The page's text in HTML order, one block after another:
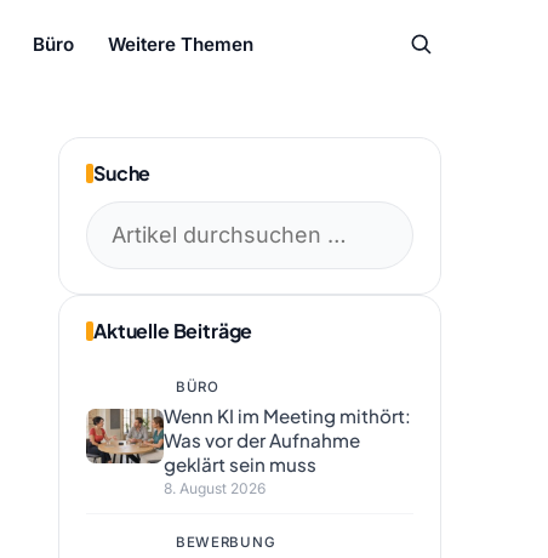
Büro Weitere Themen
Suche
Aktuelle Beiträge
BÜRO
Wenn KI im Meeting mithört:
Was vor der Aufnahme
geklärt sein muss
8. August 2026
BEWERBUNG